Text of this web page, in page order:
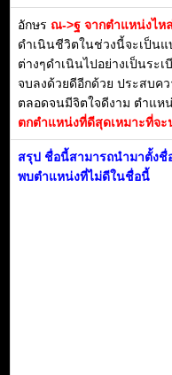
อักษร ณ->ฐ จากตำแหน่งไห
ดำเนินชีวิตในช่วงนี้จะเป็นแ
ต่างๆดำเนินไปอย่างเป็นระ
จบลงด้วยดีอีกด้วย ประสบค
ตลอดจนมีจิตใจดีงาม ตำแ
ตกตำแหน่งที่ดีสุดเหมาะที่จ
สรุป ชื่อนี้สามารถนำมาตั้งชื่
พบตำแหน่งที่ไม่ดีในชื่อนี้